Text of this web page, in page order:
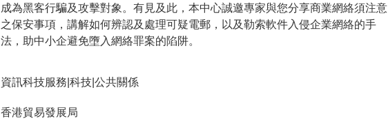
成為黑客行騙及攻擊對象。有見及此，本中心誠邀專家與您分享商業網絡須注意
之保安事項，講解如何辨認及處理可疑電郵，以及勒索軟件入侵企業網絡的手
法，助中小企避免墮入網絡罪案的陷阱。
資訊科技服務|科技|公共關係
香港貿易發展局